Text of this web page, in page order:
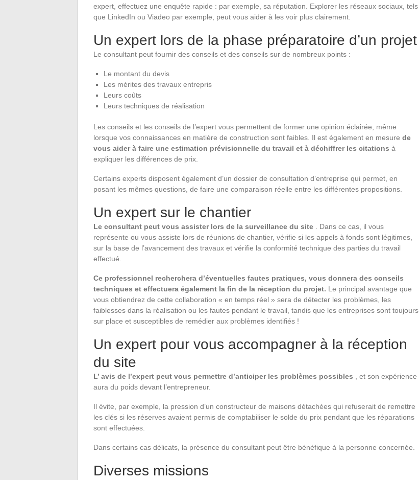
expert, effectuez une enquête rapide : par exemple, sa réputation. Explorer les réseaux sociaux, tels
que LinkedIn ou Viadeo par exemple, peut vous aider à les voir plus clairement.
Un expert lors de la phase préparatoire d’un projet
Le consultant peut fournir des conseils et des conseils sur de nombreux points :
Le montant du devis
Les mérites des travaux entrepris
Leurs coûts
Leurs techniques de réalisation
Les conseils et les conseils de l’expert vous permettent de former une opinion éclairée, même
lorsque vos connaissances en matière de construction sont faibles. Il est également en mesure de
vous aider à faire une estimation prévisionnelle du travail et à déchiffrer les citations à
expliquer les différences de prix.
Certains experts disposent également d’un dossier de consultation d’entreprise qui permet, en
posant les mêmes questions, de faire une comparaison réelle entre les différentes propositions.
Un expert sur le chantier
Le consultant peut vous assister lors de la surveillance du site . Dans ce cas, il vous
représente ou vous assiste lors de réunions de chantier, vérifie si les appels à fonds sont légitimes,
sur la base de l’avancement des travaux et vérifie la conformité technique des parties du travail
effectué.
Ce professionnel recherchera d’éventuelles fautes pratiques, vous donnera des conseils
techniques et effectuera également la fin de la réception du projet. Le principal avantage que
vous obtiendrez de cette collaboration « en temps réel » sera de détecter les problèmes, les
faiblesses dans la réalisation ou les fautes pendant le travail, tandis que les entreprises sont toujours
sur place et susceptibles de remédier aux problèmes identifiés !
Un expert pour vous accompagner à la réception
du site
L’ avis de l’expert peut vous permettre d’anticiper les problèmes possibles , et son expérience
aura du poids devant l’entrepreneur.
Il évite, par exemple, la pression d’un constructeur de maisons détachées qui refuserait de remettre
les clés si les réserves avaient permis de comptabiliser le solde du prix pendant que les réparations
sont effectuées.
Dans certains cas délicats, la présence du consultant peut être bénéfique à la personne concernée.
Diverses missions